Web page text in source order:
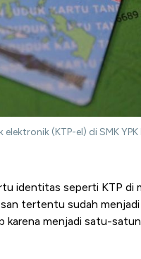
(KTP-el) di SMK
identitas seperti KTP di
tertentu sudah menjadi
karena menjadi satu-